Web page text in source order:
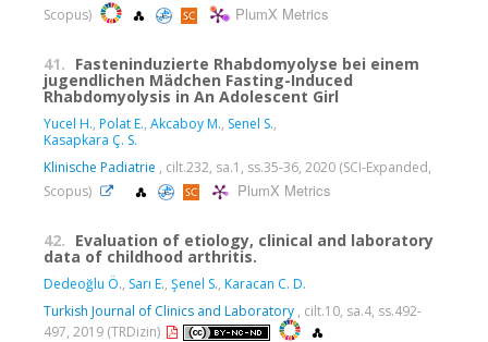
Scopus) PlumX Metrics
41. Fasteninduzierte Rhabdomyolyse bei einem
jugendlichen Mädchen Fasting-Induced
Rhabdomyolysis in An Adolescent Girl
Yucel H., Polat E., Akcaboy M., Senel S.,
Kasapkara Ç. S.
Klinische Padiatrie , cilt.232, sa.1, ss.35-36, 2020 (SCI-Expanded,
Scopus)
PlumX Metrics
42. Evaluation of etiology, clinical and laboratory
data of childhood arthritis.
Dedeoğlu Ö., Sarı E., Şenel S., Karacan C. D.
Turkish Journal of Clinics and Laboratory , cilt.10, sa.4, ss.492-
497, 2019 (TRDizin)